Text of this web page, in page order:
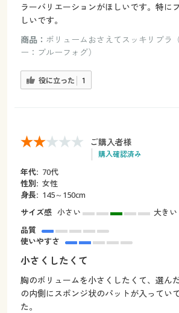
ラーバリエーションがほしいです。特に
しいです。
商品： ボリュームおさえてスッキリブラ
ー：ブルーフォグ）
役に立った 1
ご購入者様
購入確認済み
年代: 70代
性別: 女性
身長: 145～150cm
サイズ感 小さい
大きい
品質
使いやすさ
小さくしたくて
胸のボリュームを小さくしたくて、選ん
の内側にスポンジ状のパットが入ってい
た。